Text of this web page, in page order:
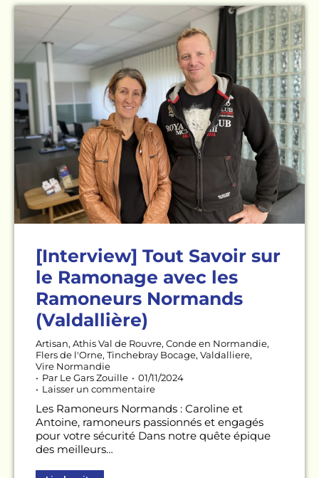
[Interview] Tout Savoir sur
le Ramonage avec les
Ramoneurs Normands
(Valdallière)
Artisan, Athis Val de Rouvre, Conde en Normandie,
Flers de l'Orne, Tinchebray Bocage, Valdalliere,
Vire Normandie
Par Le Gars Zouille
01/11/2024
Laisser un commentaire
Les Ramoneurs Normands : Caroline et
Antoine, ramoneurs passionnés et engagés
pour votre sécurité Dans notre quête épique
des meilleurs…